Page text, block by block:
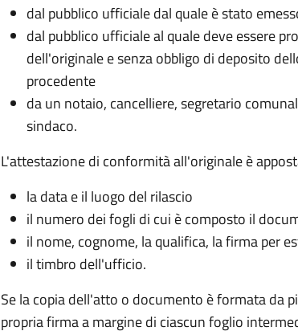
dal pubblico ufficiale dal quale è stato
dal pubblico ufficiale al quale deve essere
dell'originale e senza obbligo di deposito
procedente
da un notaio, cancelliere, segretario
sindaco.
L'attestazione di conformità all'originale è
la data e il luogo del rilascio
il numero dei fogli di cui è composto il
il nome, cognome, la qualifica, la firma per
il timbro dell'ufficio.
Se la copia dell'atto o documento è formata da
propria firma a margine di ciascun foglio